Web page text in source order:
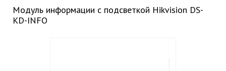
Модуль информации с подсветкой Hikvision DS-
KD-INFO